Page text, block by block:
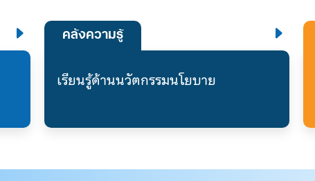
คลังความรู้
เรียนรู้ด้านนวัตกรรมนโยบาย